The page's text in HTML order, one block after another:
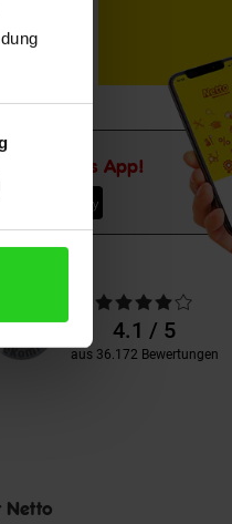
Netto plus App!
Durchschnittliche
Bewertungen4.1 / 5
aus 36.172 Bewertungen
Netto